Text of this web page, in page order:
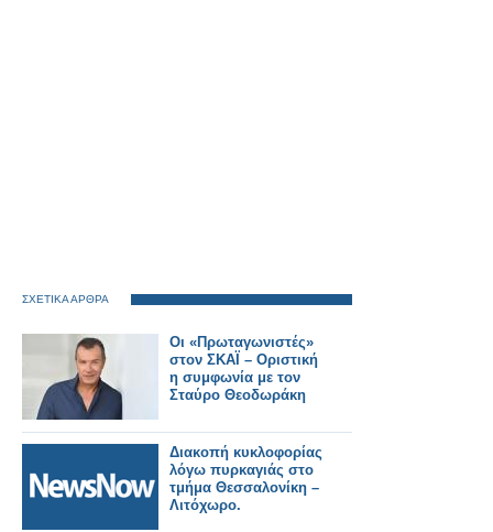
ΣΧΕΤΙΚΑ ΑΡΘΡΑ
Οι «Πρωταγωνιστές»
στον ΣΚΑΪ – Οριστική
η συμφωνία με τον
Σταύρο Θεοδωράκη
Διακοπή κυκλοφορίας
λόγω πυρκαγιάς στο
τμήμα Θεσσαλονίκη –
Λιτόχωρο.